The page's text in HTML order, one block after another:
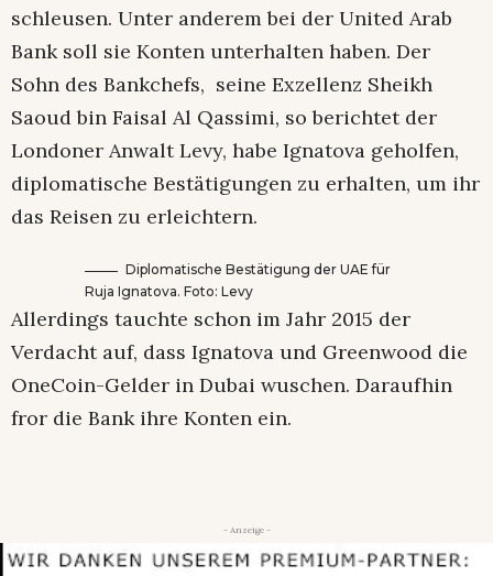
schleusen. Unter anderem bei der United Arab
Bank soll sie Konten unterhalten haben. Der
Sohn des Bankchefs, seine Exzellenz Sheikh
Saoud bin Faisal Al Qassimi, so berichtet der
Londoner Anwalt Levy, habe Ignatova geholfen,
diplomatische Bestätigungen zu erhalten, um ihr
das Reisen zu erleichtern.
Diplomatische Bestätigung der UAE für
Ruja Ignatova. Foto: Levy
Allerdings tauchte schon im Jahr 2015 der
Verdacht auf, dass Ignatova und Greenwood die
OneCoin-Gelder in Dubai wuschen. Daraufhin
fror die Bank ihre Konten ein.
- Anzeige -